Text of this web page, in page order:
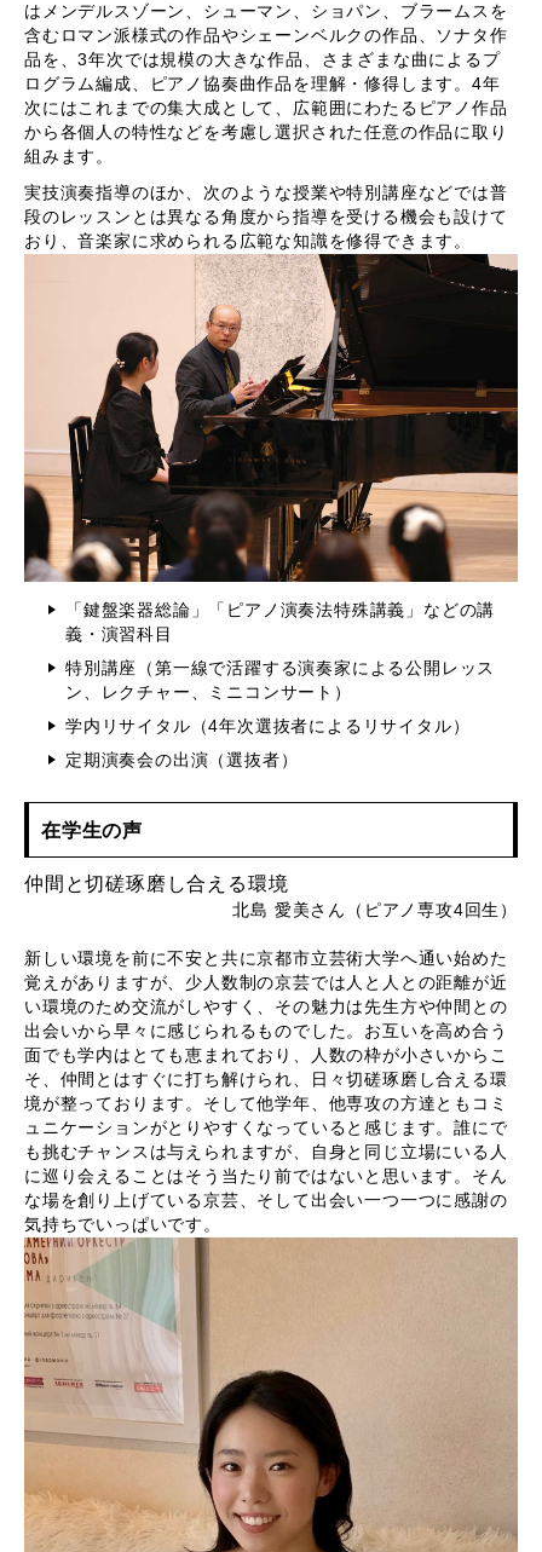
はメンデルスゾーン、シューマン、ショパン、ブラームスを
含むロマン派様式の作品やシェーンベルクの作品、ソナタ作
品を、3年次では規模の大きな作品、さまざまな曲によるプ
ログラム編成、ピアノ協奏曲作品を理解・修得します。4年
次にはこれまでの集大成として、広範囲にわたるピアノ作品
から各個人の特性などを考慮し選択された任意の作品に取り
組みます。
実技演奏指導のほか、次のような授業や特別講座などでは普
段のレッスンとは異なる角度から指導を受ける機会も設けて
おり、音楽家に求められる広範な知識を修得できます。
「鍵盤楽器総論」「ピアノ演奏法特殊講義」などの講
義・演習科目
特別講座（第一線で活躍する演奏家による公開レッス
ン、レクチャー、ミニコンサート）
学内リサイタル（4年次選抜者によるリサイタル）
定期演奏会の出演（選抜者）
在学生の声
仲間と切磋琢磨し合える環境
北島 愛美さん（ピアノ専攻4回生）
新しい環境を前に不安と共に京都市立芸術大学へ通い始めた
覚えがありますが、少人数制の京芸では人と人との距離が近
い環境のため交流がしやすく、その魅力は先生方や仲間との
出会いから早々に感じられるものでした。お互いを高め合う
面でも学内はとても恵まれており、人数の枠が小さいからこ
そ、仲間とはすぐに打ち解けられ、日々切磋琢磨し合える環
境が整っております。そして他学年、他専攻の方達ともコミ
ュニケーションがとりやすくなっていると感じます。誰にで
も挑むチャンスは与えられますが、自身と同じ立場にいる人
に巡り会えることはそう当たり前ではないと思います。そん
な場を創り上げている京芸、そして出会い一つ一つに感謝の
気持ちでいっぱいです。